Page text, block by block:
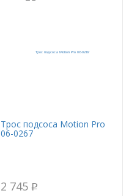
Трос подсоса Motion Pro
06-0267
2 745 p